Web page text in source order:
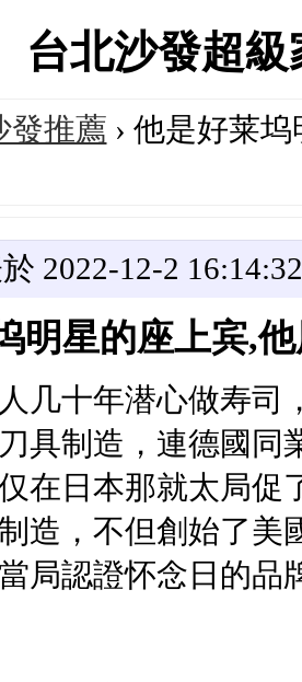
台北沙發超
發推薦 › 他是好莱
2022-12-2 16:14:32
明星的座上宾,
几十年潜心做寿司
具制造，連德國
在日本那就太局促
造，不但創始了美
局認證怀念日的